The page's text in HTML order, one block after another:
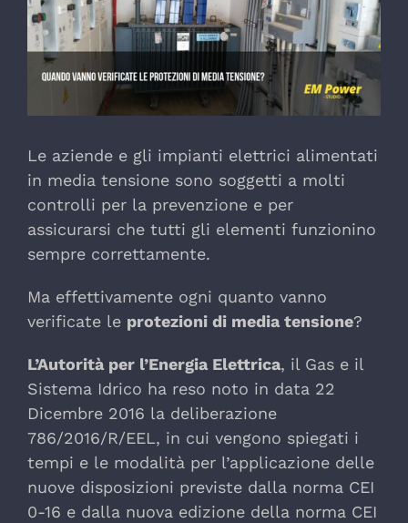
Le aziende e gli impianti elettrici alimentati
in media tensione sono soggetti a molti
controlli per la prevenzione e per
assicurarsi che tutti gli elementi funzionino
sempre correttamente.
Ma effettivamente ogni quanto vanno
verificate le protezioni di media tensione?
L’Autorità per l’Energia Elettrica, il Gas e il
Sistema Idrico ha reso noto in data 22
Dicembre 2016 la deliberazione
786/2016/R/EEL, in cui vengono spiegati i
tempi e le modalità per l’applicazione delle
nuove disposizioni previste dalla norma CEI
0-16 e dalla nuova edizione della norma CEI